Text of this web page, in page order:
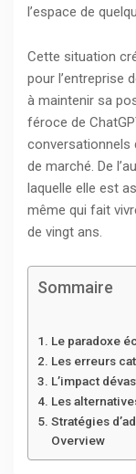
l’espace de
Cette situation
pour l’entreprise
à maintenir sa
féroce de
conversationnels
de marché. De
laquelle elle est
même qui fait
de vingt ans.
Sommaire
Le paradoxe
Les erreurs
L’impact
Les
Stratégies
Overview